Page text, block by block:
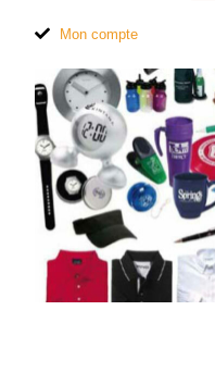
Mon compte